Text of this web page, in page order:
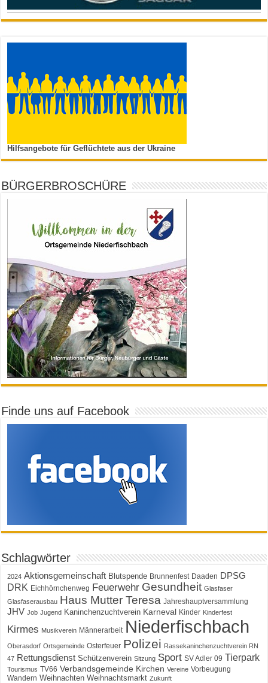
Hilfsangebote für Geflüchtete aus der Ukraine
BÜRGERBROSCHÜRE
Finde uns auf Facebook
Schlagwörter
2024 Aktionsgemeinschaft Blutspende Brunnenfest Daaden DPSG
DRK Eichhörnchenweg Feuerwehr Gesundheit Glasfaser
Glasfaserausbau Haus Mutter Teresa Jahreshauptversammlung
JHV Job Jugend Kaninchenzuchtverein Karneval Kinder Kinderfest
Kirmes Musikverein Männerarbeit Niederfischbach
Oberasdorf Ortsgemeinde Osterfeuer Polizei Rassekaninchenzuchtverein RN
47 Rettungsdienst Schützenverein Sitzung Sport SV Adler 09 Tierpark
Tourismus TV66 Verbandsgemeinde Kirchen Vereine Vorbeugung
Wandern Weihnachten Weihnachtsmarkt Zukunft